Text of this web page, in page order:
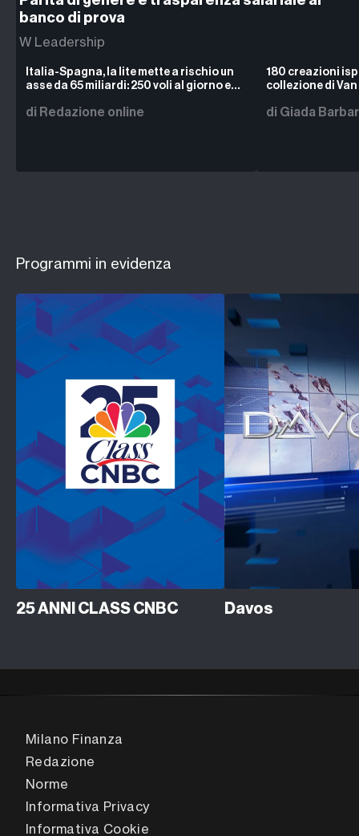
banco di prova
W Leadership
Italia-Spagna, la lite mette a rischio un
asse da 65 miliardi: 250 voli al giorno e
di Redazione online
180 creazioni
collezione di Van
di Giada
Programmi in evidenza
25 ANNI CLASS CNBC Davos
Milano Finanza
Redazione
Norme
Informativa Privacy
Informativa Cookie